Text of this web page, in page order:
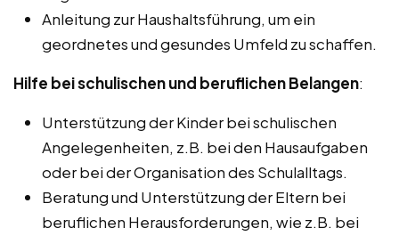
Anleitung zur Haushaltsführung, um ein
geordnetes und gesundes Umfeld zu schaffen.
Hilfe bei schulischen und beruflichen Belangen:
Unterstützung der Kinder bei schulischen
Angelegenheiten, z.B. bei den Hausaufgaben
oder bei der Organisation des Schulalltags.
Beratung und Unterstützung der Eltern bei
beruflichen Herausforderungen, wie z.B. bei